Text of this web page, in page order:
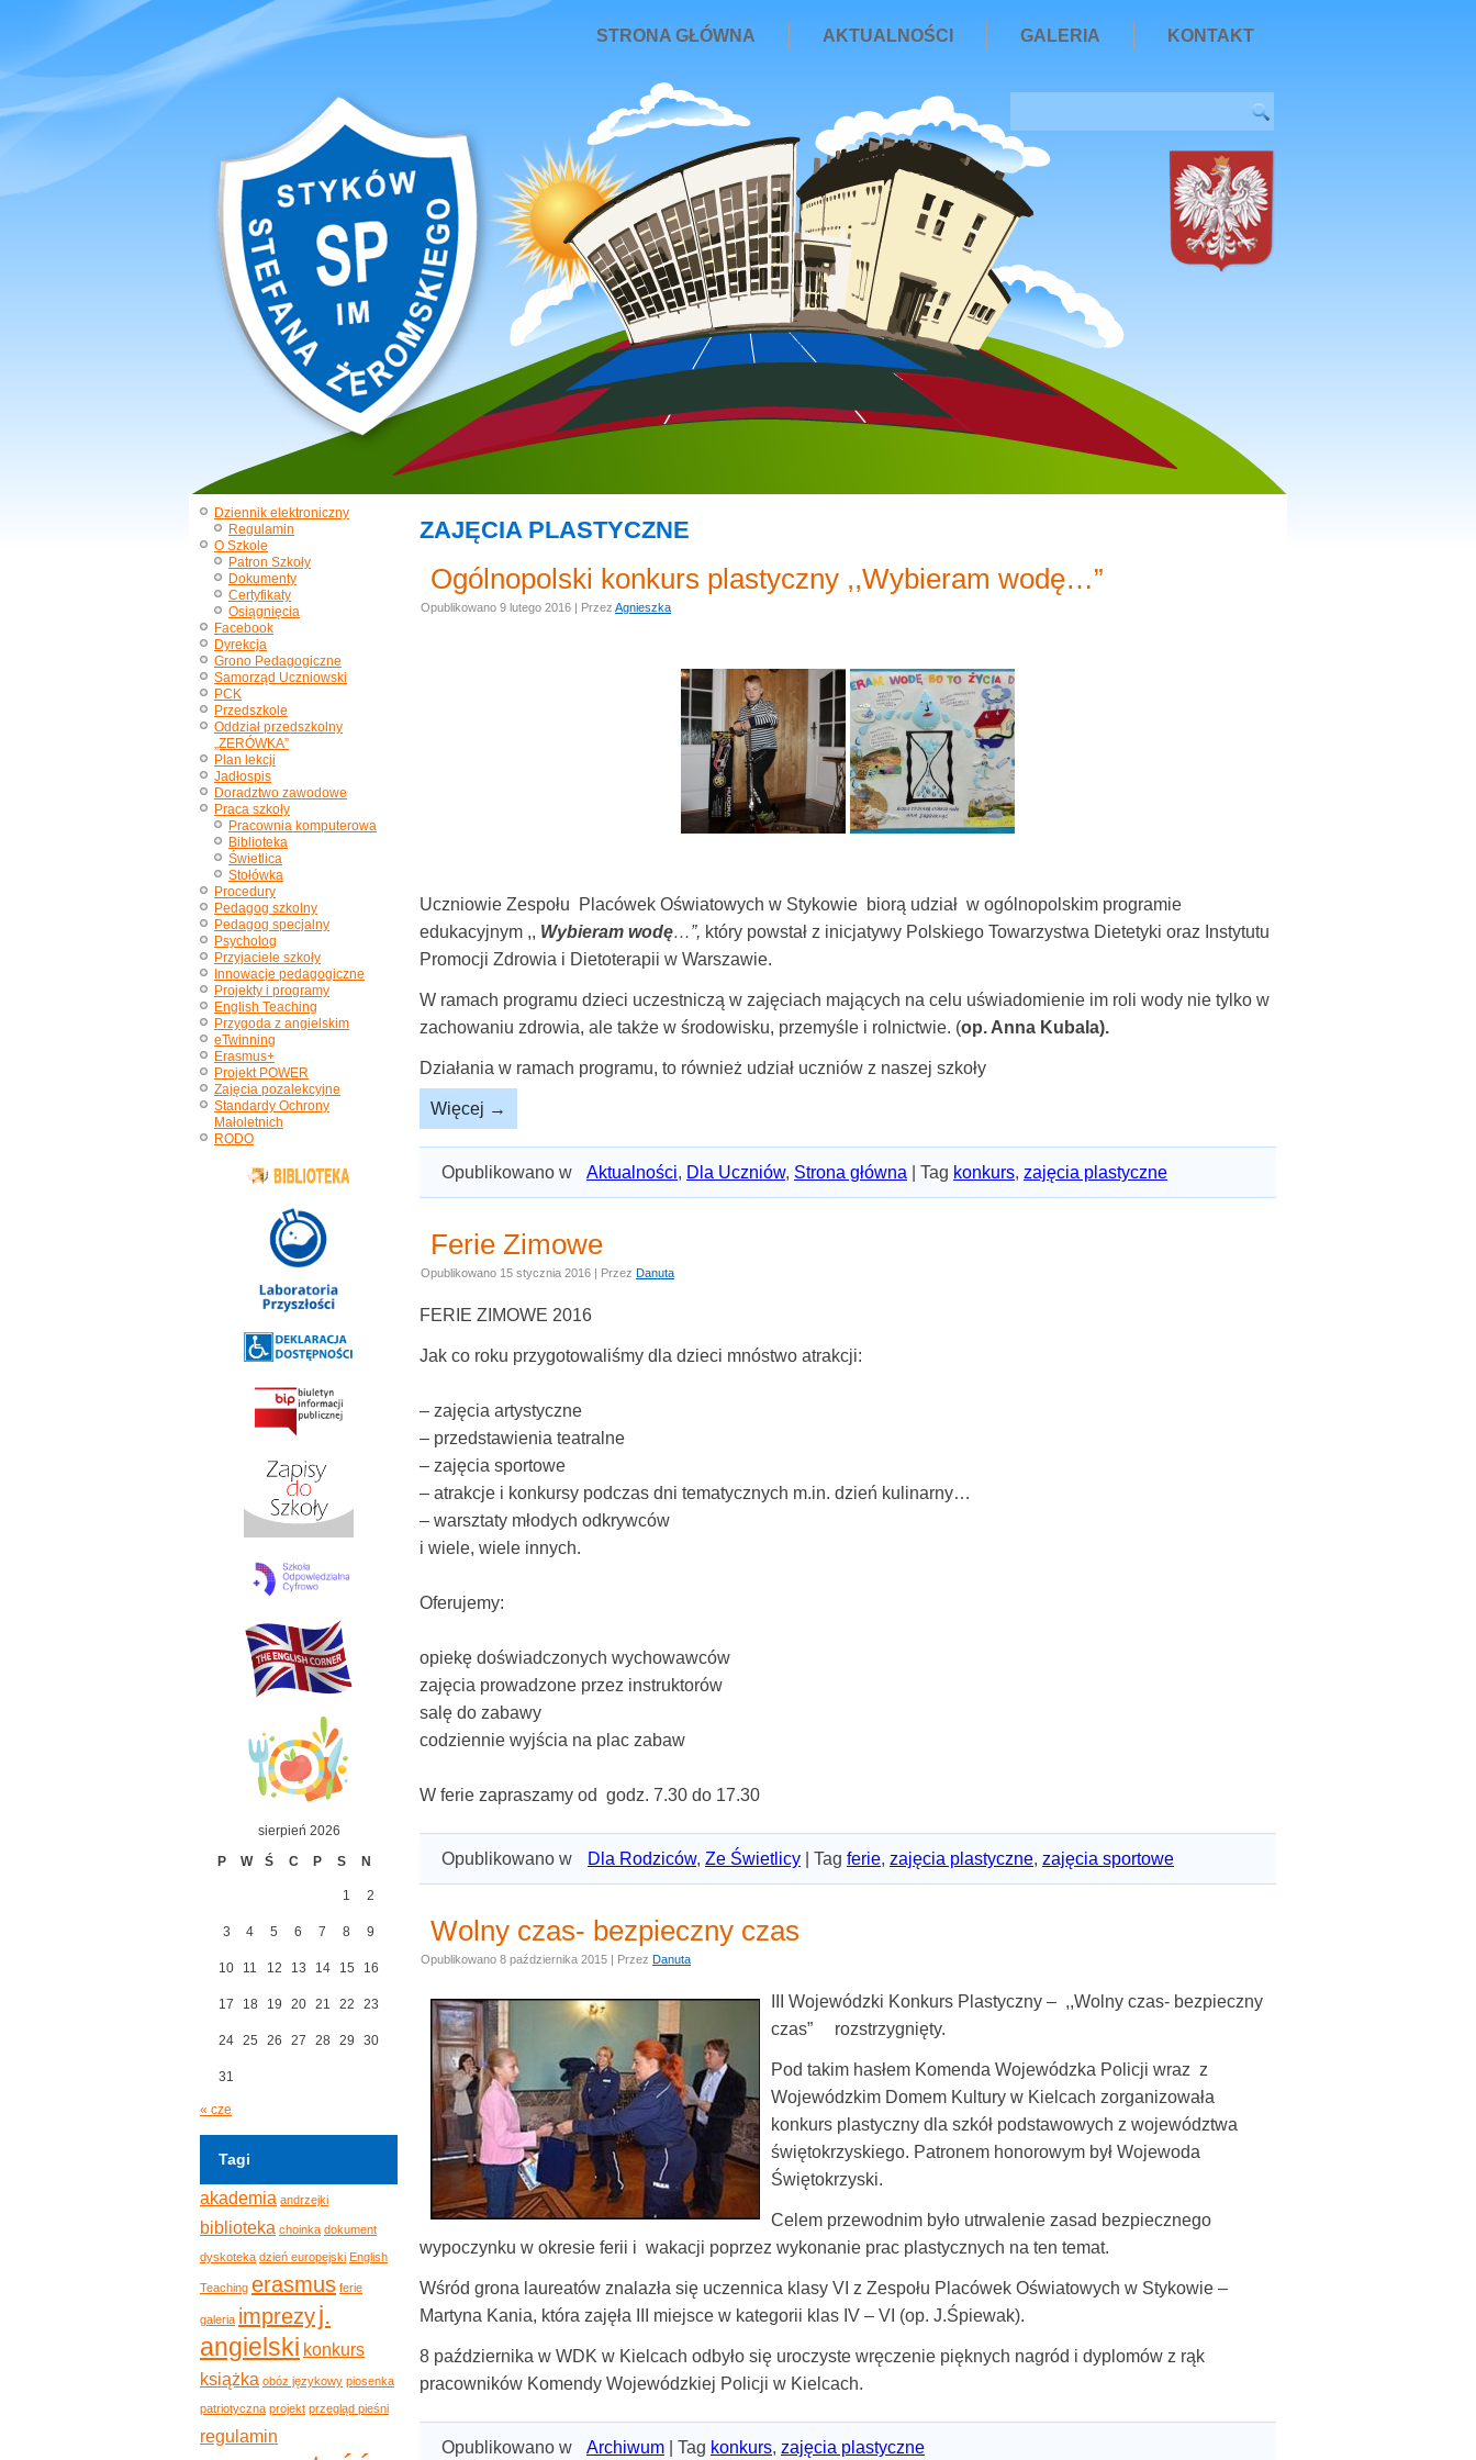
STRONA GŁÓWNA AKTUALNOŚCI GALERIA KONTAKT
Dziennik elektroniczny
Regulamin
O Szkole
Patron Szkoły
Dokumenty
Certyfikaty
Osiągnięcia
Facebook
Dyrekcja
Grono Pedagogiczne
Samorząd Uczniowski
PCK
Przedszkole
Oddział przedszkolny
„ZERÓWKA”
Plan lekcji
Jadłospis
Doradztwo zawodowe
Praca szkoły
Pracownia komputerowa
Biblioteka
Świetlica
Stołówka
Procedury
Pedagog szkolny
Pedagog specjalny
Psycholog
Przyjaciele szkoły
Innowacje pedagogiczne
Projekty i programy
English Teaching
Przygoda z angielskim
eTwinning
Erasmus+
Projekt POWER
Zajęcia pozalekcyjne
Standardy Ochrony
Małoletnich
RODO
sierpień 2026
P
W Ś C P S N
1 2
3 4 5 6 7 8 9
10 11 12 13 14 15 16
17 18 19 20 21 22 23
24 25 26 27 28 29 30
31
« cze
Tagi
akademia andrzejki
biblioteka choinka dokument
dyskoteka dzień europejski English
Teaching erasmus ferie
galeria imprezyj.
angielski konkurs
książka obóz językowy piosenka
patriotyczna projekt przegląd pieśni
regulamin
ZAJĘCIA PLASTYCZNE
Ogólnopolski konkurs plastyczny ,,Wybieram wodę…”
Opublikowano 9 lutego 2016 | Przez Agnieszka
Uczniowie Zespołu Placówek Oświatowych w Stykowie biorą udział w ogólnopolskim programie
edukacyjnym ,, Wybieram wodę…”, który powstał z inicjatywy Polskiego Towarzystwa Dietetyki oraz Instytutu
Promocji Zdrowia i Dietoterapii w Warszawie.
W ramach programu dzieci uczestniczą w zajęciach mających na celu uświadomienie im roli wody nie tylko w
zachowaniu zdrowia, ale także w środowisku, przemyśle i rolnictwie. (op. Anna Kubala).
Działania w ramach programu, to również udział uczniów z naszej szkoły
Więcej →
Opublikowano w Aktualności, Dla Uczniów, Strona główna Tag konkurs, zajęcia plastyczne
Ferie Zimowe
Opublikowano 15 stycznia 2016 | Przez Danuta
FERIE ZIMOWE 2016
Jak co roku przygotowaliśmy dla dzieci mnóstwo atrakcji:
– zajęcia artystyczne
– przedstawienia teatralne
– zajęcia sportowe
– atrakcje i konkursy podczas dni tematycznych m.in. dzień kulinarny…
– warsztaty młodych odkrywców
i wiele, wiele innych.
Oferujemy:
opiekę doświadczonych wychowawców
zajęcia prowadzone przez instruktorów
salę do zabawy
codziennie wyjścia na plac zabaw
W ferie zapraszamy od godz. 7.30 do 17.30
Opublikowano w Dla Rodziców, Ze Świetlicy Tag ferie, zajęcia plastyczne, zajęcia sportowe
Wolny czas- bezpieczny czas
Opublikowano 8 października 2015 | Przez Danuta
III Wojewódzki Konkurs Plastyczny – ,,Wolny czas- bezpieczny
czas” rozstrzygnięty.
Pod takim hasłem Komenda Wojewódzka Policji wraz z
Wojewódzkim Domem Kultury w Kielcach zorganizowała
konkurs plastyczny dla szkół podstawowych z województwa
świętokrzyskiego. Patronem honorowym był Wojewoda
Świętokrzyski.
Celem przewodnim było utrwalenie zasad bezpiecznego
wypoczynku w okresie ferii i wakacji poprzez wykonanie prac plastycznych na ten temat.
Wśród grona laureatów znalazła się uczennica klasy VI z Zespołu Placówek Oświatowych w Stykowie –
Martyna Kania, która zajęła III miejsce w kategorii klas IV – VI (op. J.Śpiewak).
8 października w WDK w Kielcach odbyło się uroczyste wręczenie pięknych nagród i dyplomów z rąk
pracowników Komendy Wojewódzkiej Policji w Kielcach.
Opublikowano w Archiwum Tag konkurs, zajęcia plastyczne